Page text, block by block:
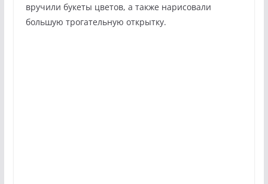
вручили букеты цветов, а также нарисовали
большую трогательную открытку.